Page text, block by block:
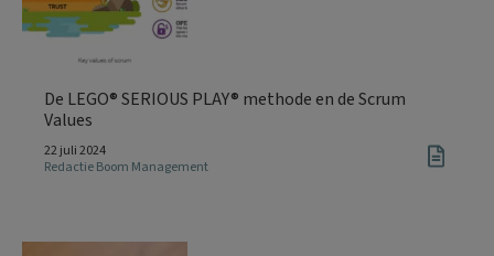
De LEGO® SERIOUS PLAY® methode en de Scrum
Values
22 juli 2024
Redactie Boom Management